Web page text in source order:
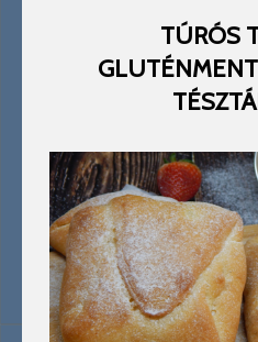
TÚRÓS